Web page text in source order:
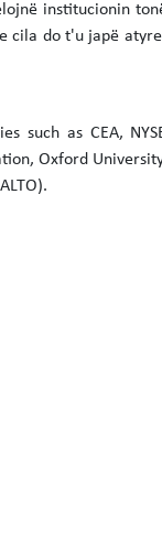
institucionin
cila do t'u japë
as CEA,
Oxford